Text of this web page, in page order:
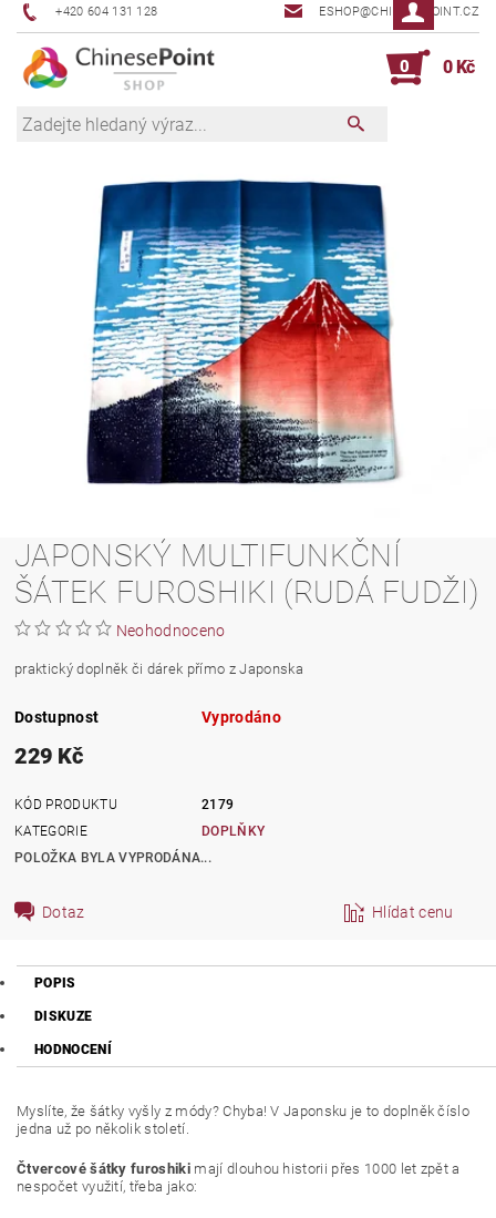
+420 604 131 128 ESHOP@CHINESEPOINT.CZ
0 0 Kč
JAPONSKÝ MULTIFUNKČNÍ
ŠÁTEK FUROSHIKI (RUDÁ FUDŽI)
Neohodnoceno
praktický doplněk či dárek přímo z Japonska
Dostupnost Vyprodáno
229 Kč
KÓD PRODUKTU
2179
KATEGORIE
DOPLŇKY
POLOŽKA BYLA VYPRODÁNA...
Dotaz Hlídat cenu
POPIS
DISKUZE
HODNOCENÍ
Myslíte, že šátky vyšly z módy? Chyba! V Japonsku je to doplněk číslo
jedna už po několik století.
Čtvercové šátky furoshiki mají dlouhou historii přes 1000 let zpět a
nespočet využití, třeba jako: